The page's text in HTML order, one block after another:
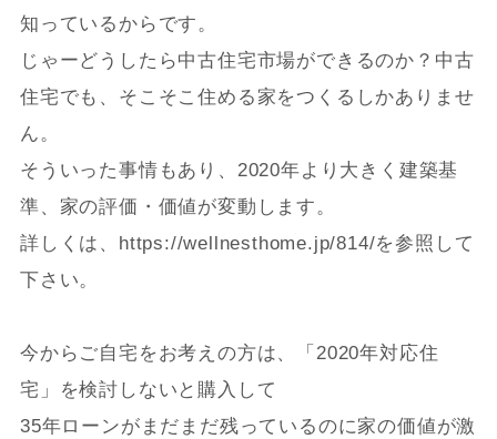
知っているからです。
じゃーどうしたら中古住宅市場ができるのか？中古
住宅でも、そこそこ住める家をつくるしかありませ
ん。
そういった事情もあり、2020年より大きく建築基
準、家の評価・価値が変動します。
詳しくは、
https://wellnesthome.jp/814/を参照して
下さい。
今からご自宅をお考えの方は、「2020年対応住
宅」を検討しないと購入して
35年ローンがまだまだ残っているのに家の価値が激